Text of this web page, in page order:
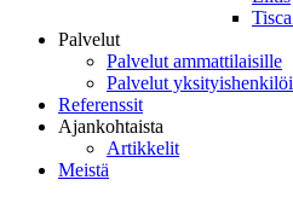
Palvelut
Palvelut ammattilaisille
Palvelut
Referenssit
Ajankohtaista
Artikkelit
Meistä